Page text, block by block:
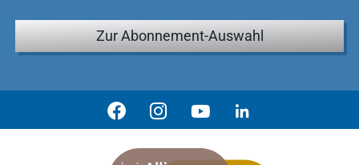
Zur Abonnement-Auswahl